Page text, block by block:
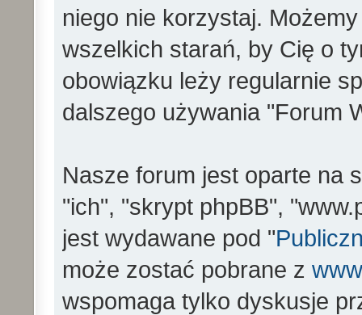
niego nie korzystaj.
wszelkich starań, by Cię o
obowiązku leży regularnie
dalszego używania "Forum
Nasze forum jest oparte na
"ich", "skrypt phpBB",
jest wydawane pod "
może zostać pobrane z
wspomaga tylko dyskusje